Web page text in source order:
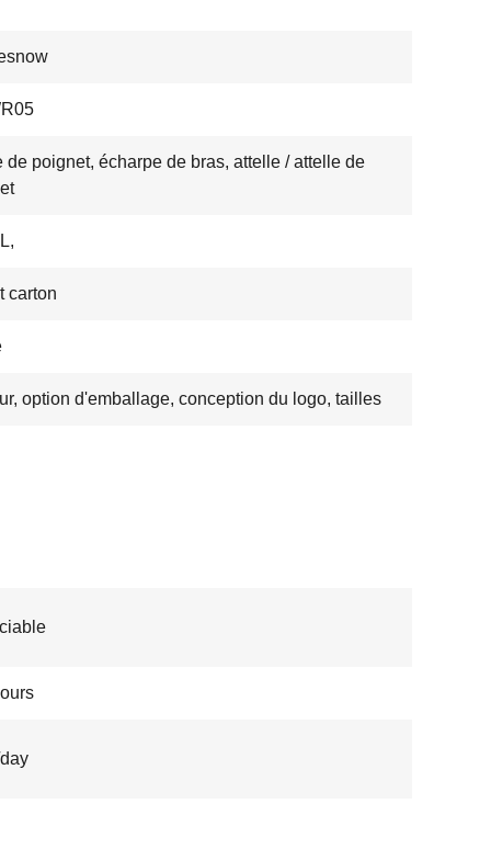
de poignet, écharpe de bras, attelle / attelle de
carton
option d'emballage, conception du logo, tailles